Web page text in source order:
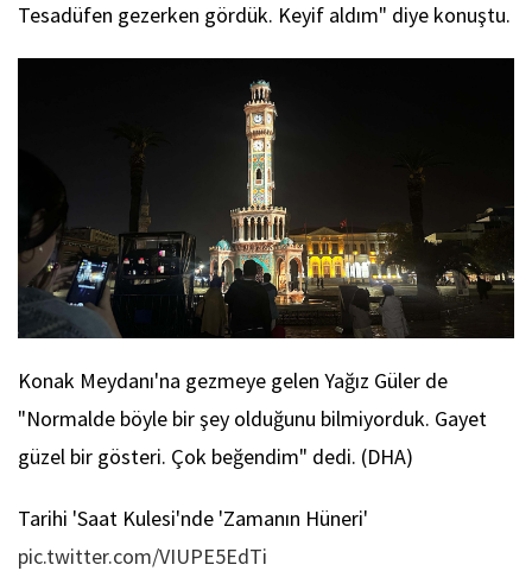
Tesadüfen gezerken gördük. Keyif aldım" diye konuştu.
Konak Meydanı'na gezmeye gelen Yağız Güler de
"Normalde böyle bir şey olduğunu bilmiyorduk. Gayet
güzel bir gösteri. Çok beğendim" dedi. (DHA)
Tarihi 'Saat Kulesi'nde 'Zamanın Hüneri'
pic.twitter.com/VIUPE5EdTi